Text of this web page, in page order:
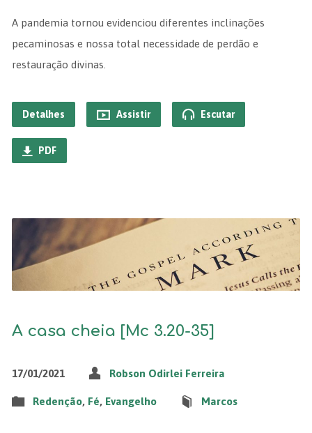
A pandemia tornou evidenciou diferentes inclinações
pecaminosas e nossa total necessidade de perdão e
restauração divinas.
Detalhes Assistir Escutar
PDF
A casa cheia [Mc 3.20-35]
17/01/2021 Robson Odirlei Ferreira
Redenção, Fé, Evangelho Marcos